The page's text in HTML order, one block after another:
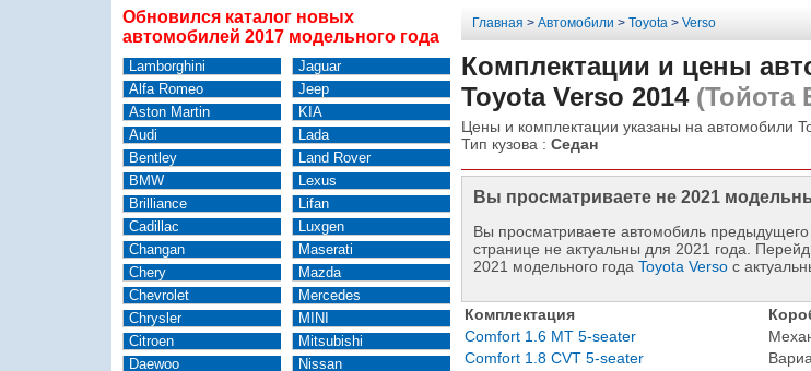
Обновился каталог новых
автомобилей 2017 модельного года
Lamborghini
Alfa Romeo
Aston Martin
Audi
Bentley
BMW
Brilliance
Cadillac
Changan
Chery
Chevrolet
Chrysler
Citroen
Daewoo
Jaguar
Jeep
KIA
Lada
Land Rover
Lexus
Lifan
Luxgen
Maserati
Mazda
Mercedes
MINI
Mitsubishi
Nissan
Главная > Автомобили > Toyota> Verso
Комплектации и цены
Toyota Verso 2014(Тойота
Цены и комплектации указаны на автомобили
Тип кузова : Седан
Вы просматриваете не 2021
Вы просматриваете автомобиль
странице не актуальны для 2021 года.
2021 модельного года Toyota Versoс
Комплектация
Comfort 1.6 MT 5-seater
Comfort 1.8 CVT 5-seater